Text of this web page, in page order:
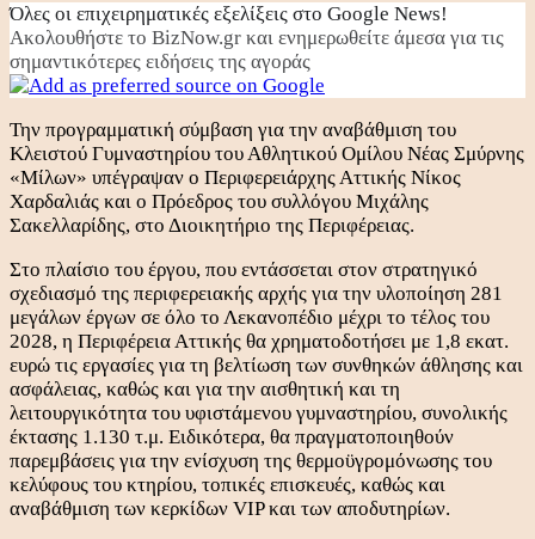
Όλες οι επιχειρηματικές εξελίξεις στο Google News!
Ακολουθήστε το BizNow.gr και ενημερωθείτε άμεσα για τις
σημαντικότερες ειδήσεις της αγοράς
Την προγραμματική σύμβαση για την αναβάθμιση του
Κλειστού Γυμναστηρίου του Αθλητικού Ομίλου Νέας Σμύρνης
«Μίλων» υπέγραψαν ο Περιφερειάρχης Αττικής Νίκος
Χαρδαλιάς και ο Πρόεδρος του συλλόγου Μιχάλης
Σακελλαρίδης, στο Διοικητήριο της Περιφέρειας.
Στο πλαίσιο του έργου, που εντάσσεται στον στρατηγικό
σχεδιασμό της περιφερειακής αρχής για την υλοποίηση 281
μεγάλων έργων σε όλο το Λεκανοπέδιο μέχρι το τέλος του
2028, η Περιφέρεια Αττικής θα χρηματοδοτήσει με 1,8 εκατ.
ευρώ τις εργασίες για τη βελτίωση των συνθηκών άθλησης και
ασφάλειας, καθώς και για την αισθητική και τη
λειτουργικότητα του υφιστάμενου γυμναστηρίου, συνολικής
έκτασης 1.130 τ.μ. Ειδικότερα, θα πραγματοποιηθούν
παρεμβάσεις για την ενίσχυση της θερμοϋγρομόνωσης του
κελύφους του κτηρίου, τοπικές επισκευές, καθώς και
αναβάθμιση των κερκίδων VIP και των αποδυτηρίων.